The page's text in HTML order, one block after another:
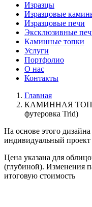
Изразцы
Изразцовые
Изразцовые печи
Эксклюзивные
Каминные топки
Услуги
Портфолио
О нас
Контакты
Главная
КАМИННАЯ
футеровка Trid)
На основе этого дизайна
индивидуальный проект
Цена указана для
(глубиной). Изменения
итоговую стоимость